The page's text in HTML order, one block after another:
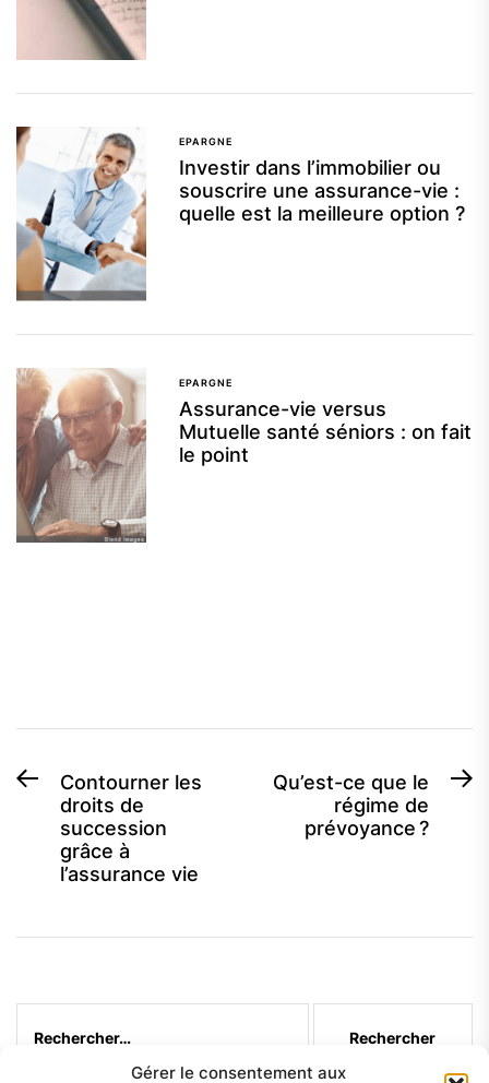
Gérer le consentement aux
EPARGNE
Investir dans l’immobilier ou
souscrire une assurance-vie :
quelle est la meilleure option ?
EPARGNE
Assurance-vie versus
Mutuelle santé séniors : on fait
le point
Navigation
l’article
Previous
post:
Contourner les
droits de
succession
grâce à
l’assurance vie
Qu’est-ce que le
régime de
prévoyance ?